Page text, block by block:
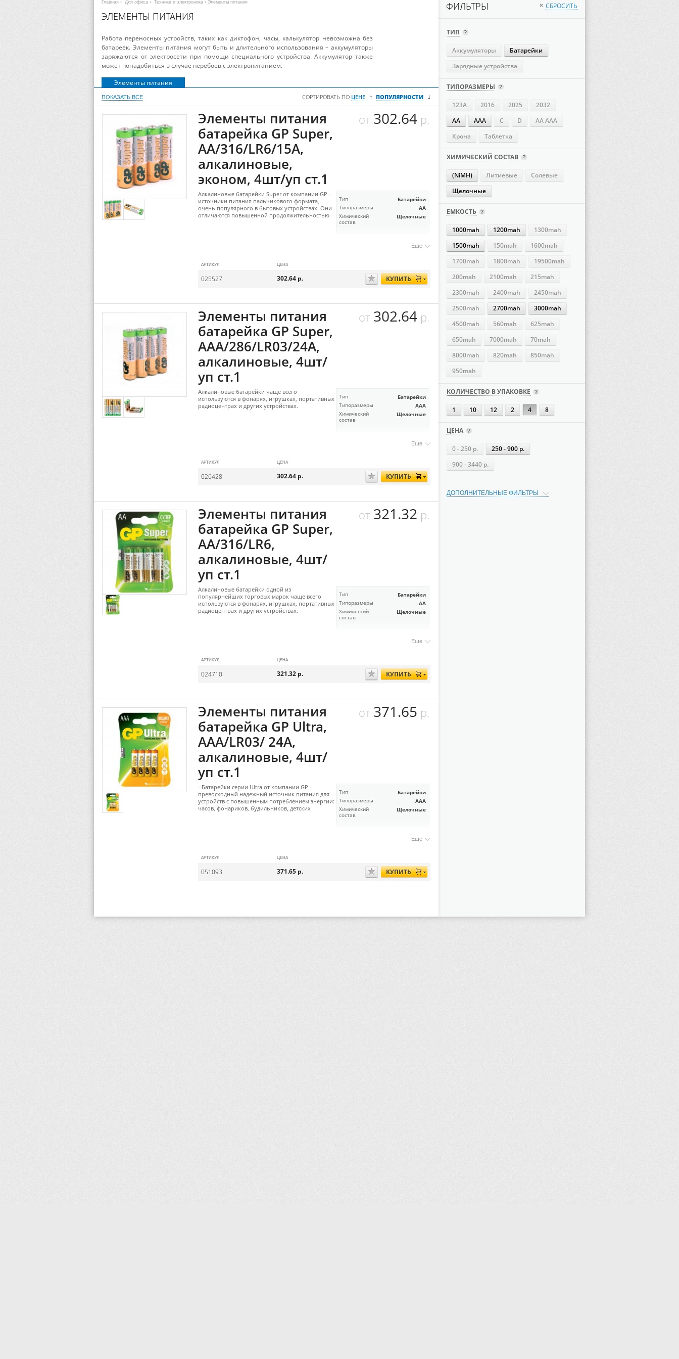
ФИЛЬТРЫ × СБРОСИТЬ
ТИП
Аккумуляторы
Батарейки
Зарядные устройства
ТИПОРАЗМЕРЫ
123А 2016 2025
2032
AA
AAA C D
АА ААА
Крона
Таблетка
ХИМИЧЕСКИЙ СОСТАВ
(NiMH) Литиевые
Солевые
Щелочные
ЕМКОСТЬ
1000mah 1200mah
1300mah
1500mah
150mah
1600mah
1700mah
1800mah
19500mah
200mah
2100mah
215mah
2300mah
2400mah
2450mah
2500mah
2700mah
3000mah
4500mah
560mah
625mah
650mah
7000mah
70mah
8000mah
820mah
850mah
950mah
КОЛИЧЕСТВО В УПАКОВКЕ
1 10 12 2 4 8
ЦЕНА
0 - 250 р.
250 - 900 р.
900 - 3440 р.
ДОПОЛНИТЕЛЬНЫЕ ФИЛЬТРЫ
Главная › Для офиса › Техника и электроника › Элементы питания
ЭЛЕМЕНТЫ ПИТАНИЯ
Работа переносных устройств, таких как диктофон, часы, калькулятор невозможна без
батареек. Элементы питания могут быть и длительного использования – аккумуляторы
заряжаются от электросети при помощи специального устройства. Аккумулятор также
может понадобиться в случае перебоев с электропитанием.
Элементы питания
ПОКАЗАТЬ ВСЕ СОРТИРОВАТЬ ПО ЦЕНЕ ↑ ПОПУЛЯРНОСТИ ↓
Элементы питания
батарейка GP Super,
AA/316/LR6/15A,
алкалиновые,
эконом, 4шт/уп ст.1
от 302.64 р.
Алкалиновые батарейки Super от компании GP -
источники питания пальчикового формата,
очень популярного в бытовых устройствах. Они
отличаются повышенной продолжительностью
Тип Батарейки
Типоразмеры AA
Химический
состав
Щелочные
Еще
АРТИКУЛ ЦЕНА
025527 302.64 р. КУПИТЬ
Элементы питания
батарейка GP Super,
AAA/286/LR03/24А,
алкалиновые, 4шт/
уп ст.1
от 302.64 р.
Алкалиновые батарейки чаще всего
используются в фонарях, игрушках, портативных
радиоцентрах и других устройствах.
Тип Батарейки
Типоразмеры AAA
Химический
состав
Щелочные
Еще
АРТИКУЛ ЦЕНА
026428 302.64 р. КУПИТЬ
Элементы питания
батарейка GP Super,
AA/316/LR6,
алкалиновые, 4шт/
уп ст.1
от 321.32 р.
Алкалиновые батарейки одной из
популярнейших торговых марок чаще всего
используются в фонарях, игрушках, портативных
радиоцентрах и других устройствах.
Тип Батарейки
Типоразмеры AA
Химический
состав
Щелочные
Еще
АРТИКУЛ ЦЕНА
024710 321.32 р. КУПИТЬ
Элементы питания
батарейка GP Ultra,
AAA/LR03/ 24A,
алкалиновые, 4шт/
уп ст.1
от 371.65 р.
- Батарейки серии Ultra от компании GP -
превосходный надежный источник питания для
устройств с повышенным потреблением энергии:
часов, фонариков, будильников, детских
Тип Батарейки
Типоразмеры AAA
Химический
состав
Щелочные
Еще
АРТИКУЛ ЦЕНА
051093 371.65 р. КУПИТЬ